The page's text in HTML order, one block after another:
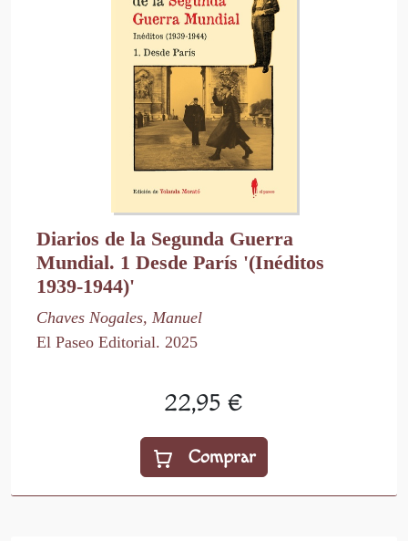
Diarios de la Segunda Guerra
Mundial. 1 Desde París '(Inéditos
1939-1944)'
Chaves Nogales, Manuel
El Paseo Editorial. 2025
22,95 €
Comprar